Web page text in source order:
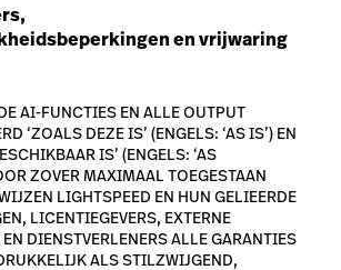
en vrijwaring
AI-FUNCTIES EN ALLE OUTPUT
‘ZOALS DEZE IS’ (ENGELS: ‘AS IS’) EN
IS’ (ENGELS: ‘AS
ZOVER MAXIMAAL TOEGESTAAN
LIGHTSPEED EN HUN GELIEERDE
LICENTIEGEVERS, EXTERNE
DIENSTVERLENERS ALLE GARANTIES
ALS STILZWIJGEND,